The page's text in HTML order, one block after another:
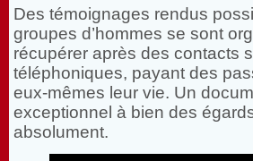
Des témoignages rendus
groupes d’hommes se sont
récupérer après des contacts
téléphoniques, payant des
eux-mêmes leur vie. Un
exceptionnel à bien des
absolument.